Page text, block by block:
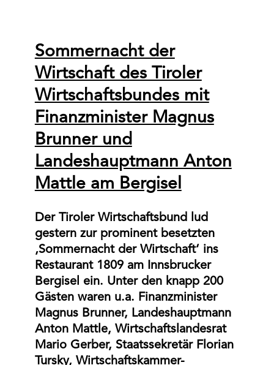
Sommernacht der
Wirtschaft des Tiroler
Wirtschaftsbundes mit
Finanzminister Magnus
Brunner und
Landeshauptmann Anton
Mattle am Bergisel
Der Tiroler Wirtschaftsbund lud
gestern zur prominent besetzten
‚Sommernacht der Wirtschaft‘ ins
Restaurant 1809 am Innsbrucker
Bergisel ein. Unter den knapp 200
Gästen waren u.a. Finanzminister
Magnus Brunner, Landeshauptmann
Anton Mattle, Wirtschaftslandesrat
Mario Gerber, Staatssekretär Florian
Tursky, Wirtschaftskammer-